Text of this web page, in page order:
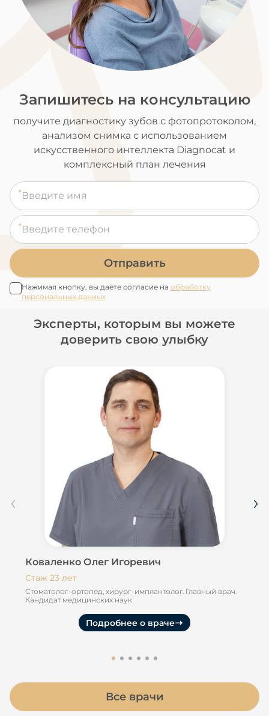
Запишитесь на консультацию
получите диагностику зубов с фотопротоколом,
анализом снимка с использованием
искусственного интеллекта Diagnocat и
комплексный план лечения
Отправить
Нажимая кнопку, вы даете согласие на обработку
персональных данных
Эксперты, которым вы можете
доверить свою улыбку
Коваленко Олег Игоревич
Стаж 23 лет
Стоматолог-ортопед, хирург-имплантолог. Главный врач.
Кандидат медицинских наук
Подробнее о враче
Все врачи